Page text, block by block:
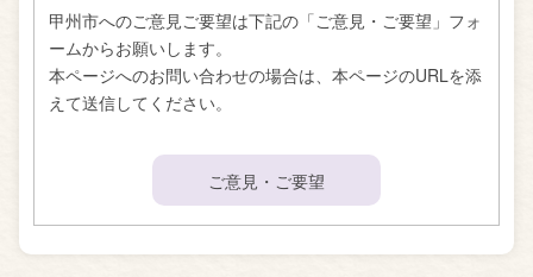
甲州市へのご意見ご要望は下記の「ご意見・ご要望」フォ
ームからお願いします。
本ページへのお問い合わせの場合は、本ページのURLを添
えて送信してください。
ご意見・ご要望